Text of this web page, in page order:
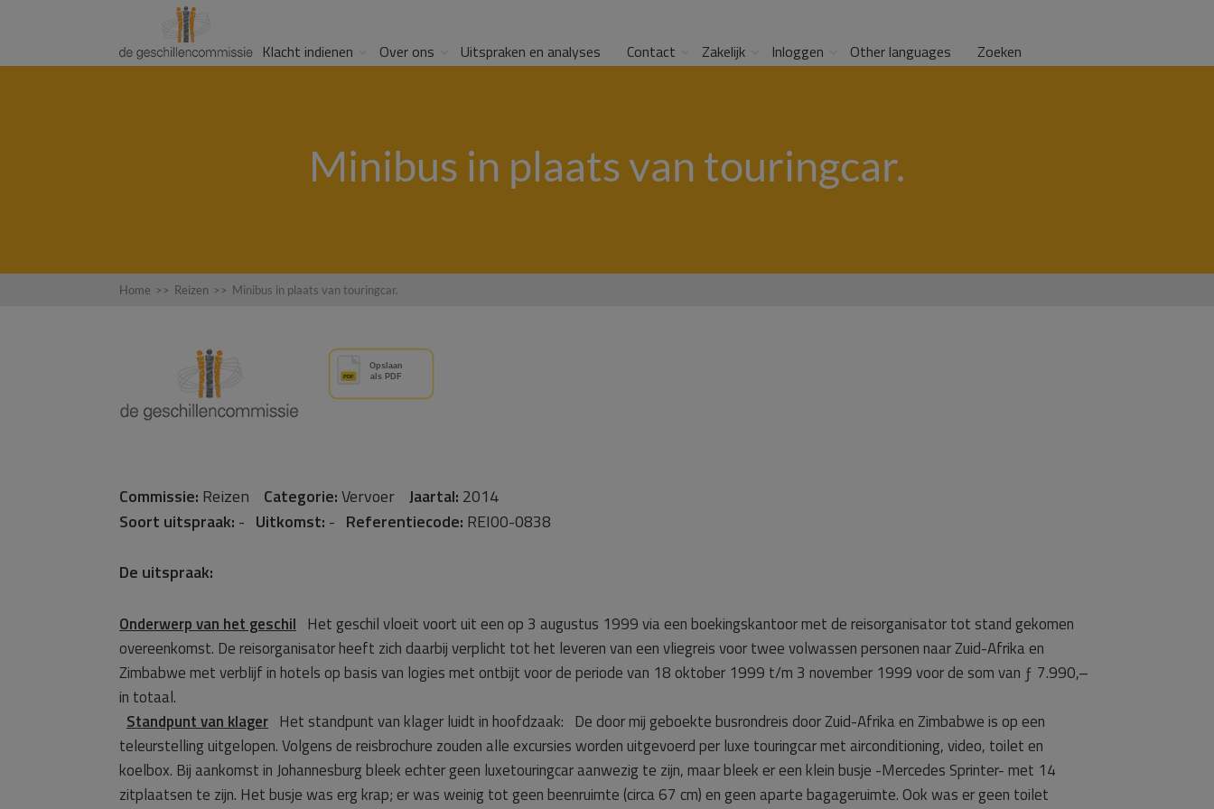
Klacht indienen Over ons Uitspraken en analyses Contact Zakelijk Inloggen Other languages Zoeken
Minibus in plaats van touringcar.
Home >> Reizen >> Minibus in plaats van touringcar.
Commissie: Reizen Categorie:Vervoer Jaartal: 2014
Soort uitspraak: - Uitkomst: - Referentiecode: REI00-0838
De uitspraak:
Onderwerp van het geschil Het geschil vloeit voort uit een op 3 augustus 1999 via een boekingskantoor met de reisorganisator tot stand gekomen
overeenkomst. De reisorganisator heeft zich daarbij verplicht tot het leveren van een vliegreis voor twee volwassen personen naar Zuid-Afrika en
Zimbabwe met verblijf in hotels op basis van logies met ontbijt voor de periode van 18 oktober 1999 t/m 3 november 1999 voor de som van ƒ 7.990,–
in totaal.
Standpunt van klager Het standpunt van klager luidt in hoofdzaak: De door mij geboekte busrondreis door Zuid-Afrika en Zimbabwe is op een
teleurstelling uitgelopen. Volgens de reisbrochure zouden alle excursies worden uitgevoerd per luxe touringcar met airconditioning, video, toilet en
koelbox. Bij aankomst in Johannesburg bleek echter geen luxetouringcar aanwezig te zijn, maar bleek er een klein busje -Mercedes Sprinter- met 14
zitplaatsen te zijn. Het busje was erg krap; er was weinig tot geen beenruimte (circa 67 cm) en geen aparte bagageruimte. Ook was er geen toilet